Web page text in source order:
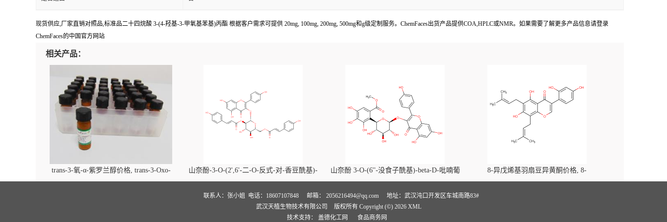
现货供应,厂家直销对照品,标准品二十四烷酸 3-(4-羟基-3-甲氧基苯基)丙酯 根据客户需求可提供 20mg, 100mg, 200mg, 500mg和g级定制服务。ChemFaces出货产品提供COA,HPLC或NMR。如果需要了解更多产品信息请登录
ChemFaces的中国官方网站
相关产品：
trans-3-氧-α-紫罗兰醇价格, trans-3-Oxo-
alpha-ionol对照品, CAS号:896107-70-3
山奈酚-3-O-(2',6'-二-O-反式-对-香豆酰基)-
beta-D-吡喃葡萄糖苷价格, Kaempferol-3-O-
(2',6'-di-O-trans-p-coumaroyl)-beta-D-
glucopyranoside对照品, CAS号:121651-61-4
山奈酚 3-O-(6''-没食子酰基)-beta-D-吡喃葡
萄糖苷价格, Kaempferol 3-O-(6''-galloyl)-
beta-D-glucopyranoside对照品, CAS
号:56317-05-6
8-异戊烯基羽扇豆异黄酮价格, 8-
Prenylluteone对照品, CAS号:125002-91-7
联系人：张小姐 电话：18607107848 邮箱： 2056216494@qq.com
地址：武汉沌口开发区车城南路83#
武汉天植生物技术有限公司
版权所有 Copyright (©) 2026 XML
技术支持： 盖德化工网 食品商务网